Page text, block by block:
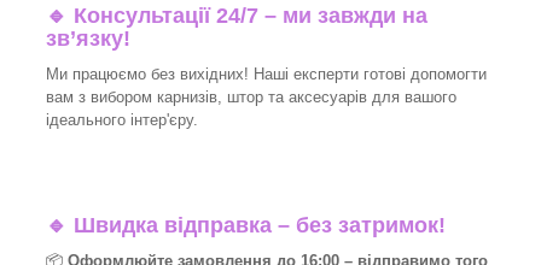
🔹 Консультації 24/7 – ми завжди на
зв’язку!
Ми працюємо без вихідних! Наші експерти готові допомогти
вам з вибором карнизів, штор та аксесуарів для вашого
ідеального інтер'єру.​
🔹 Швидка відправка – без затримок!
📦 Оформлюйте замовлення до 16:00 – відправимо того